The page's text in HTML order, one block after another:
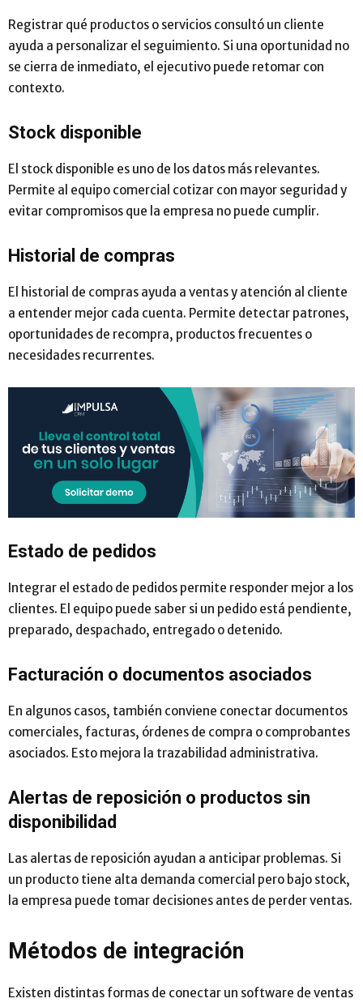
Registrar qué productos o servicios consultó un cliente
ayuda a personalizar el seguimiento. Si una oportunidad no
se cierra de inmediato, el ejecutivo puede retomar con
contexto.
Stock disponible
El stock disponible es uno de los datos más relevantes.
Permite al equipo comercial cotizar con mayor seguridad y
evitar compromisos que la empresa no puede cumplir.
Historial de compras
El historial de compras ayuda a ventas y atención al cliente
a entender mejor cada cuenta. Permite detectar patrones,
oportunidades de recompra, productos frecuentes o
necesidades recurrentes.
Estado de pedidos
Integrar el estado de pedidos permite responder mejor a los
clientes. El equipo puede saber si un pedido está pendiente,
preparado, despachado, entregado o detenido.
Facturación o documentos asociados
En algunos casos, también conviene conectar documentos
comerciales, facturas, órdenes de compra o comprobantes
asociados. Esto mejora la trazabilidad administrativa.
Alertas de reposición o productos sin
disponibilidad
Las alertas de reposición ayudan a anticipar problemas. Si
un producto tiene alta demanda comercial pero bajo stock,
la empresa puede tomar decisiones antes de perder ventas.
Métodos de integración
Existen distintas formas de conectar un software de ventas